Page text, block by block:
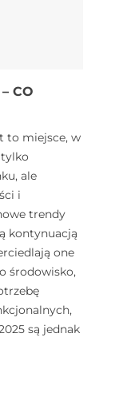
CO
to miejsce, w
ale
i
trendy
kontynuacją
one
środowisko,
są jednak